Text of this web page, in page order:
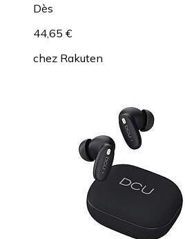
Dès
44,65 €
chez Rakuten